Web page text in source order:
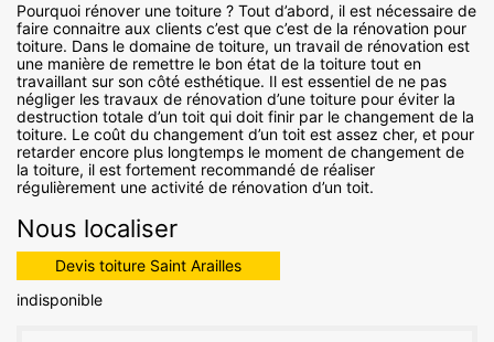
Pourquoi rénover une toiture ? Tout d’abord, il est nécessaire de
faire connaitre aux clients c’est que c’est de la rénovation pour
toiture. Dans le domaine de toiture, un travail de rénovation est
une manière de remettre le bon état de la toiture tout en
travaillant sur son côté esthétique. Il est essentiel de ne pas
négliger les travaux de rénovation d’une toiture pour éviter la
destruction totale d’un toit qui doit finir par le changement de la
toiture. Le coût du changement d’un toit est assez cher, et pour
retarder encore plus longtemps le moment de changement de
la toiture, il est fortement recommandé de réaliser
régulièrement une activité de rénovation d’un toit.
Nous localiser
Devis toiture Saint Arailles
indisponible